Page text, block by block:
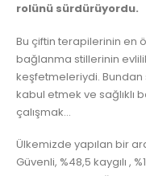
rolünü sürdürüyordu.
Bu çiftin terapilerinin en
bağlanma stillerinin
keşfetmeleriydi. Bundan
kabul etmek ve
çalışmak…
Ülkemizde yapılan bir
Güvenli, %48,5 kaygılı ,